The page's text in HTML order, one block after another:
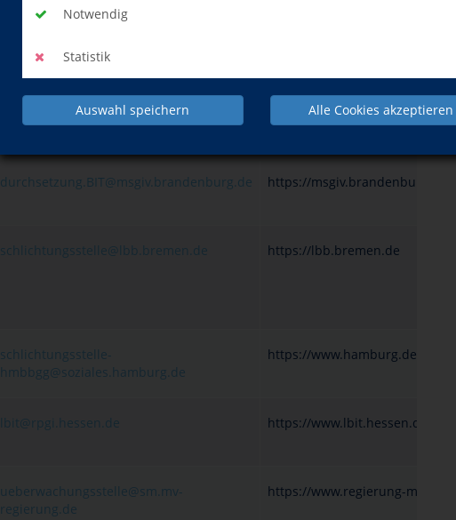
Notwendig
Statistik
Auswahl speichern Alle Cookies akzeptieren
bitv@bayern.de
landesbeauftragte-digitale-
barrierefreiheit@senatskanzlei.berlin.de
https://www.berlin.de/lb/
barrierefreiheit
durchsetzung.BIT@msgiv.brandenburg.de https://msgiv.brandenburg.de
schlichtungsstelle@lbb.bremen.de https://lbb.bremen.de
schlichtungsstelle-
hmbbgg@soziales.hamburg.de
https://www.hamburg.de
lbit@rpgi.hessen.de https://www.lbit.hessen.de
ueberwachungsstelle@sm.mv-
regierung.de
https://www.regierung-mv.de